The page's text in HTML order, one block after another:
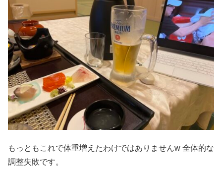
もっともこれで体重増えたわけではありませんw 全体的な
調整失敗です。